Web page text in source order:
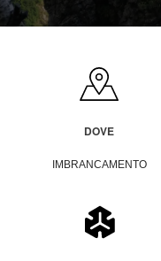
DOVE
IMBRANCAMENTO